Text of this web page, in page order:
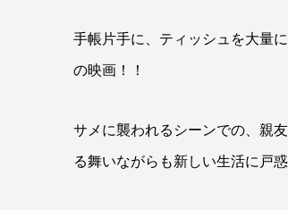
手帳片手に、ティッシュを大量
の映画！！
サメに襲われるシーンでの、親
る舞いながらも新しい生活に戸